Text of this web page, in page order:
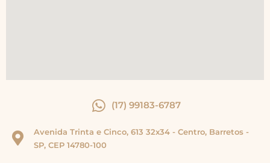
(17) 99183-6787
Avenida Trinta e Cinco, 613 32x34 - Centro, Barretos -
SP, CEP 14780-100